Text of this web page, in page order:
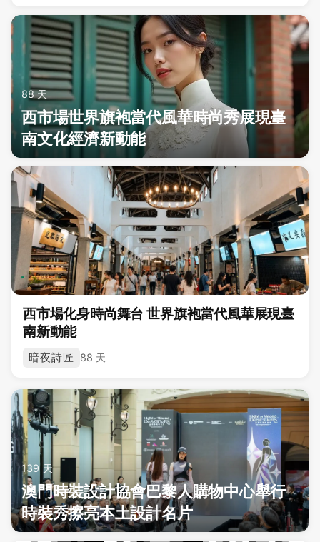
88 天
西市場世界旗袍當代風華時尚秀展現臺
南文化經濟新動能
西市場化身時尚舞台 世界旗袍當代風華展現臺
南新動能
暗夜詩匠 88 天
139 天
澳門時裝設計協會巴黎人購物中心舉行
時裝秀擦亮本土設計名片